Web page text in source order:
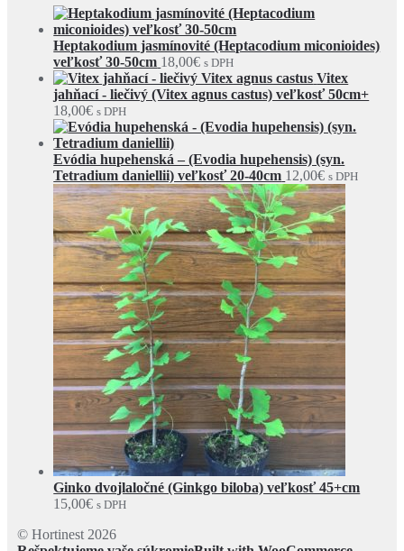
Heptakodium jasmínovité (Heptacodium miconioides)
veľkosť 30-50cm 18,00€ s DPH
Vitex
jahňací - liečivý (Vitex agnus castus) veľkosť 50cm+
18,00€ s DPH
Evódia hupehenská – (Evodia hupehensis) (syn.
Tetradium daniellii) veľkosť 20-40cm 12,00€ s DPH
Ginko dvojlaločné (Ginkgo biloba) veľkosť 45+cm
15,00€ s DPH
© Hortinest 2026